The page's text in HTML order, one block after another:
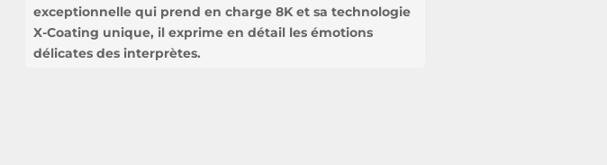
exceptionnelle qui prend en charge 8K et sa technologie
X-Coating unique, il exprime en détail les émotions
délicates des interprètes.